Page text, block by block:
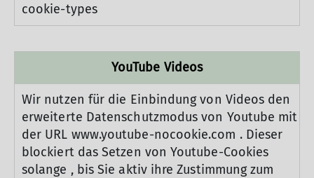
cookie-types
YouTube Videos
Wir nutzen für die Einbindung von Videos den
erweiterte Datenschutzmodus von Youtube mit
der URL www.youtube-nocookie.com . Dieser
blockiert das Setzen von Youtube-Cookies
solange , bis Sie aktiv ihre Zustimmung zum